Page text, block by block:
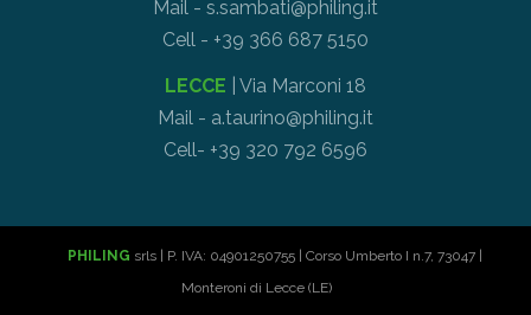
Mail - s.sambati@philing.it
Cell - +39 366 687 5150
LECCE | Via Marconi 18
Mail - a.taurino@philing.it
Cell- +39 320 792 6596
PHILING srls | P. IVA: 04901250755 | Corso Umberto I n.7, 73047 |
Monteroni di Lecce (LE)